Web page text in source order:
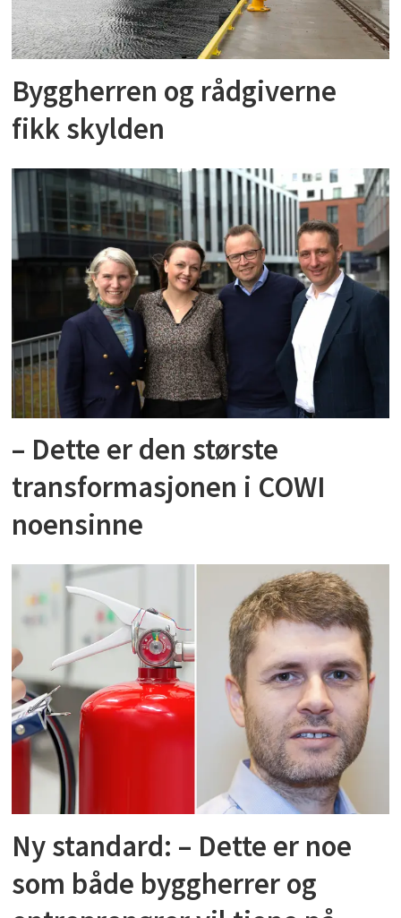
Byggherren og rådgiverne
fikk skylden
– Dette er den største
transformasjonen i COWI
noensinne
Ny standard: – Dette er noe
som både byggherrer og